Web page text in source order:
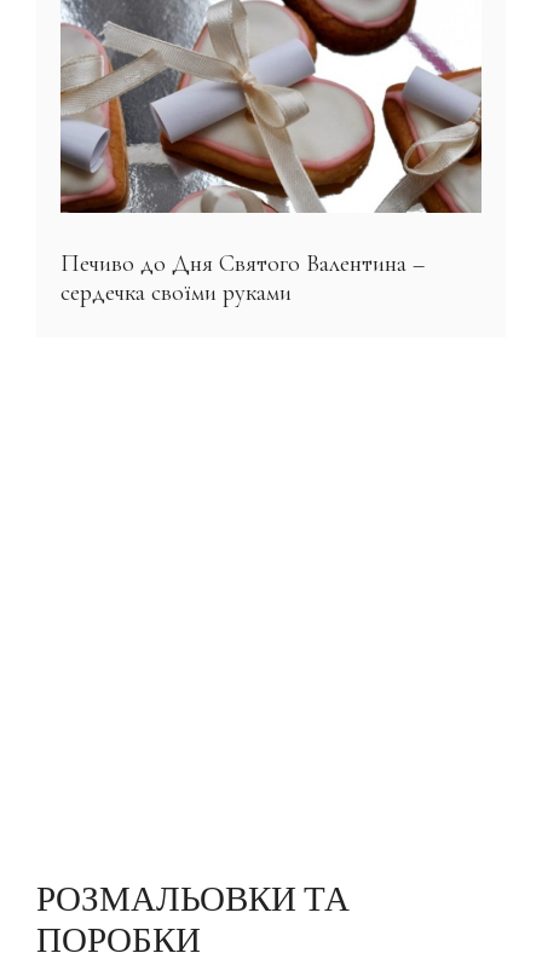
Печиво до Дня Святого Валентина –
сердечка своїми руками
РОЗМАЛЬОВКИ ТА
ПОРОБКИ